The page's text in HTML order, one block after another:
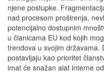
njene postupke.
nad procesom proširenja,
potencijalno dostupnim
u članicama EU kod kojih
trendova u svojim državama.
postavljaju kao prioritet
imat će snažan alat interne